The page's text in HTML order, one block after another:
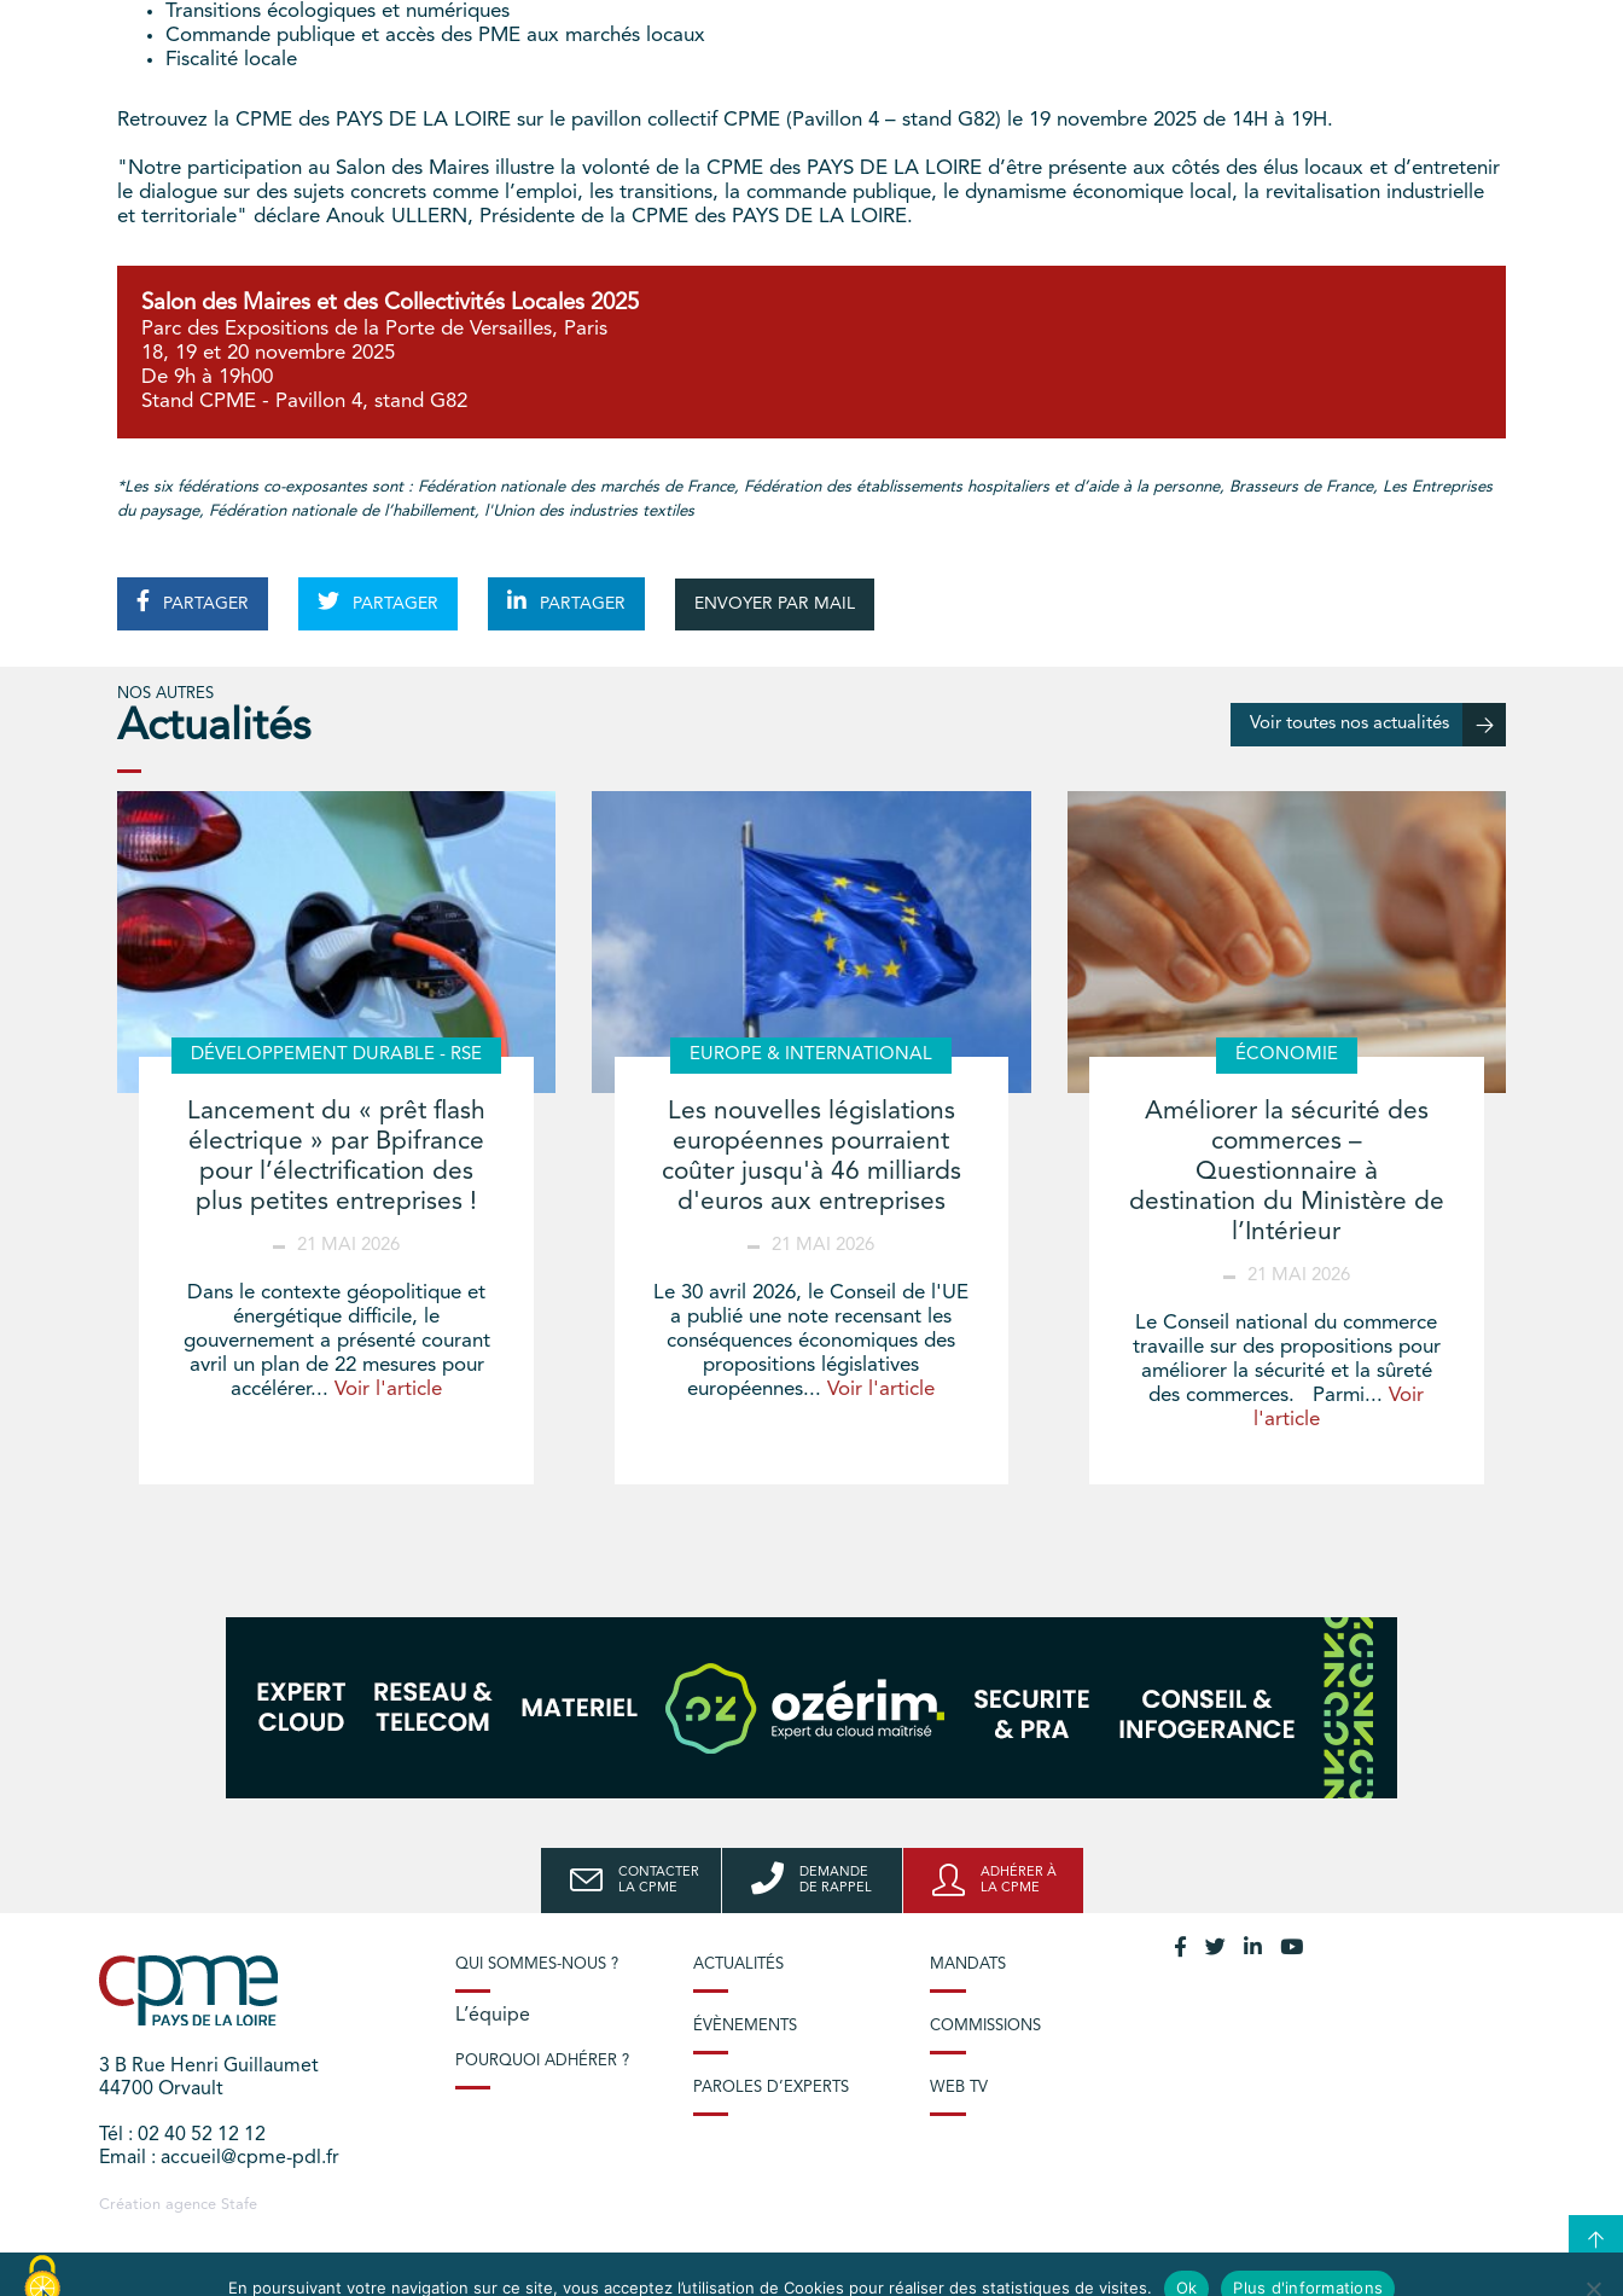
Transitions écologiques et numériques
Commande publique et accès des PME aux marchés locaux
Fiscalité locale
Retrouvez la CPME des PAYS DE LA LOIRE sur le pavillon collectif CPME (Pavillon 4 – stand G82) le 19 novembre 2025 de 14H à 19H.
"Notre participation au Salon des Maires illustre la volonté de la CPME des PAYS DE LA LOIRE d’être présente aux côtés des élus locaux et d’entretenir
le dialogue sur des sujets concrets comme l’emploi, les transitions, la commande publique, le dynamisme économique local, la revitalisation industrielle
et territoriale" déclare Anouk ULLERN, Présidente de la CPME des PAYS DE LA LOIRE.
Salon des Maires et des Collectivités Locales 2025
Parc des Expositions de la Porte de Versailles, Paris
18, 19 et 20 novembre 2025
De 9h à 19h00
Stand CPME - Pavillon 4, stand G82
*Les six fédérations co-exposantes sont : Fédération nationale des marchés de France, Fédération des établissements hospitaliers et d’aide à la personne, Brasseurs de France, Les Entreprises
du paysage, Fédération nationale de l’habillement, l'Union des industries textiles
PARTAGER PARTAGER PARTAGER ENVOYER PAR MAIL
NOS AUTRES
Actualités Voir toutes nos actualités
DÉVELOPPEMENT DURABLE - RSE
Lancement du « prêt flash
électrique » par Bpifrance
pour l’électrification des
plus petites entreprises !
21 MAI 2026
Dans le contexte géopolitique et
énergétique difficile, le
gouvernement a présenté courant
avril un plan de 22 mesures pour
accélérer...Voir l'article
EUROPE & INTERNATIONAL
Les nouvelles législations
européennes pourraient
coûter jusqu'à 46 milliards
d'euros aux entreprises
21 MAI 2026
Le 30 avril 2026, le Conseil de l'UE
a publié une note recensant les
conséquences économiques des
propositions législatives
européennes...Voir l'article
ÉCONOMIE
Améliorer la sécurité des
commerces –
Questionnaire à
destination du Ministère de
l’Intérieur
21 MAI 2026
Le Conseil national du commerce
travaille sur des propositions pour
améliorer la sécurité et la sûreté
des commerces. Parmi...Voir
l'article
CONTACTER
LA CPME
DEMANDE
DE RAPPEL
ADHÉRER À
LA CPME
3 B Rue Henri Guillaumet
44700 Orvault
Tél : 02 40 52 12 12
Email : accueil@cpme-pdl.fr
Création agence Stafe
QUI SOMMES-NOUS ?
L’équipe
POURQUOI ADHÉRER ?
ACTUALITÉS
ÉVÈNEMENTS
PAROLES D’EXPERTS
MANDATS
COMMISSIONS
WEB TV
En poursuivant votre navigation sur ce site, vous acceptez l’utilisation de Cookies pour réaliser des statistiques de visites. Ok Plus d'informations